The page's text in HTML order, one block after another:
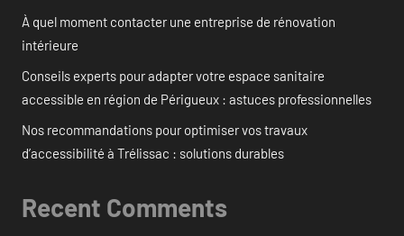
À quel moment contacter une entreprise de rénovation
intérieure
Conseils experts pour adapter votre espace sanitaire
accessible en région de Périgueux : astuces professionnelles
Nos recommandations pour optimiser vos travaux
d’accessibilité à Trélissac : solutions durables
Recent Comments